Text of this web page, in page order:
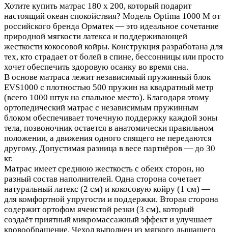
Хотите купить матрас 180 x 200, который подарит
настоящий океан спокойствия? Модель Optima 1000 M от
российского бренда Орматек — это идеальное сочетание
природной мягкости латекса и поддерживающей
жесткости кокосовой койры. Конструкция разработана для
тех, кто страдает от болей в спине, бессонницы или просто
хочет обеспечить здоровую осанку во время сна.
В основе матраса лежит независимый пружинный блок
EVS1000 с плотностью 500 пружин на квадратный метр
(всего 1000 штук на спальное место). Благодаря этому
ортопедический матрас с независимым пружинным
блоком обеспечивает точечную поддержку каждой зоны
тела, позвоночник остается в анатомически правильном
положении, а движения одного спящего не передаются
другому. Допустимая разница в весе партнёров — до 30
кг.
Матрас имеет среднюю жесткость с обеих сторон, но
разный состав наполнителей. Одна сторона сочетает
натуральный латекс (2 см) и кокосовую койру (1 см) —
для комфортной упругости и поддержки. Вторая сторона
содержит ортофом ячеистой резки (3 см), который
создаёт приятный микромассажный эффект и улучшает
кровообращение. Чехол выполнен из мягкого дышащего